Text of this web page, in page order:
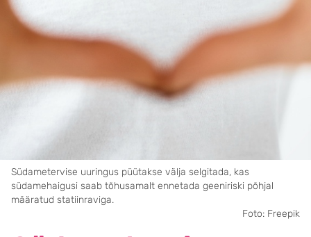
Südametervise uuringus püütakse välja selgitada, kas
südamehaigusi saab tõhusamalt ennetada geeniriski põhjal
määratud statiinraviga.
Foto: Freepik